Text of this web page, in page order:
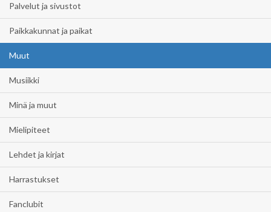
Palvelut ja sivustot
Paikkakunnat ja paikat
Muut
Musiikki
Minä ja muut
Mielipiteet
Lehdet ja kirjat
Harrastukset
Fanclubit